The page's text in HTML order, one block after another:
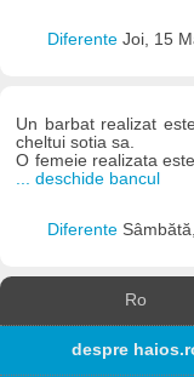
Diferente Joi, 15
Un barbat realizat
cheltui sotia sa.
O femeie realizata
... deschide bancul
Diferente
Ro
despre